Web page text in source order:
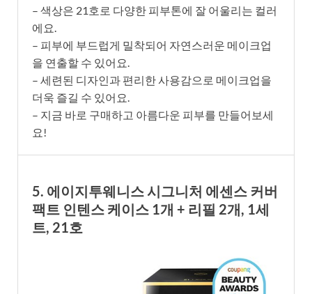
– 색상은 21호로 다양한 피부톤에 잘 어울리는 컬러
에요.
– 피부에 부드럽게 밀착되어 자연스러운 메이크업
을 연출할 수 있어요.
– 세련된 디자인과 편리한 사용감으로 메이크업을
더욱 즐길 수 있어요.
– 지금 바로 구매하고 아름다운 피부를 만들어보세
요!
5. 에이지투웨니스 시그니처 에센스 커버
팩트 인텐스 케이스 1개 + 리필 2개, 1세
트, 21호